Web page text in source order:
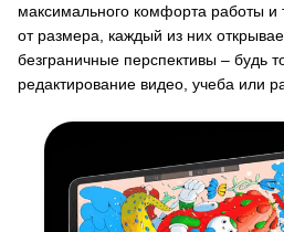
максимального комфорта работы и
от размера, каждый из них
безграничные перспективы – будь
редактирование видео, учеба или